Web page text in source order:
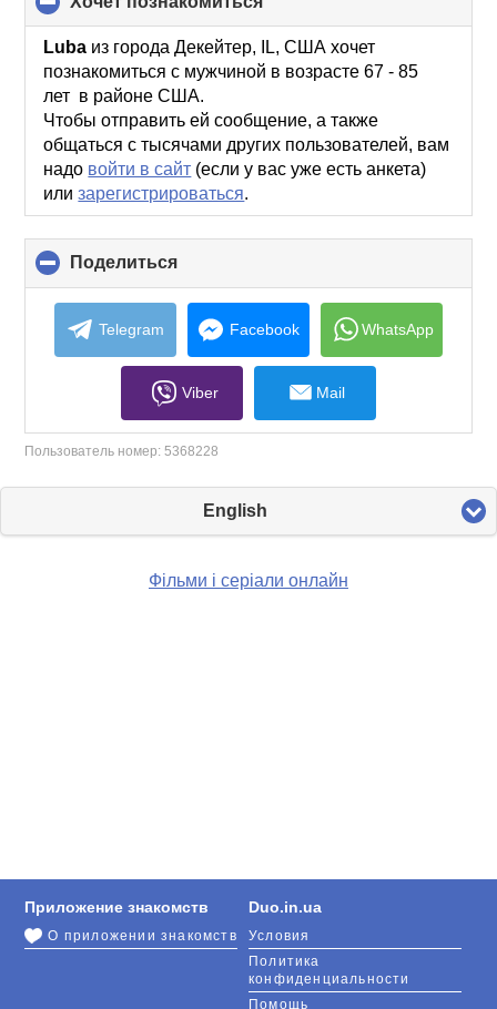
to
collapse
contents
Luba из города Декейтер, IL, США хочет
познакомиться с мужчиной в возрасте 67 - 85
лет в районе США.
Чтобы отправить ей сообщение, а также
общаться с тысячами других пользователей, вам
надо войти в сайт (если у вас уже есть анкета)
илизарегистрироваться.
Поделиться
to
collapse
contents
Telegram Facebook WhatsApp
Viber Mail
Пользователь номер:5368228
English
Фільми і серіали онлайн
Duo.in.ua
Условия
Политика
конфиденциальности
Помощь
Приложение знакомств
О приложении знакомств